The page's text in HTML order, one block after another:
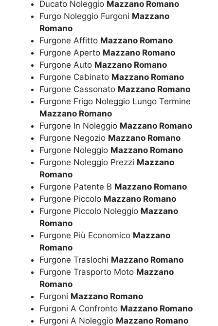
Ducato Noleggio Mazzano Romano
Furgo Noleggio Furgoni Mazzano
Romano
Furgone Affitto Mazzano Romano
Furgone Aperto Mazzano Romano
Furgone Auto Mazzano Romano
Furgone Cabinato Mazzano Romano
Furgone Cassonato Mazzano Romano
Furgone Frigo Noleggio Lungo Termine
Mazzano Romano
Furgone In Noleggio Mazzano Romano
Furgone Negozio Mazzano Romano
Furgone Noleggio Mazzano Romano
Furgone Noleggio Prezzi Mazzano
Romano
Furgone Patente B Mazzano Romano
Furgone Piccolo Mazzano Romano
Furgone Piccolo Noleggio Mazzano
Romano
Furgone Più Economico Mazzano
Romano
Furgone Traslochi Mazzano Romano
Furgone Trasporto Moto Mazzano
Romano
Furgoni Mazzano Romano
Furgoni A Confronto Mazzano Romano
Furgoni A Noleggio Mazzano Romano